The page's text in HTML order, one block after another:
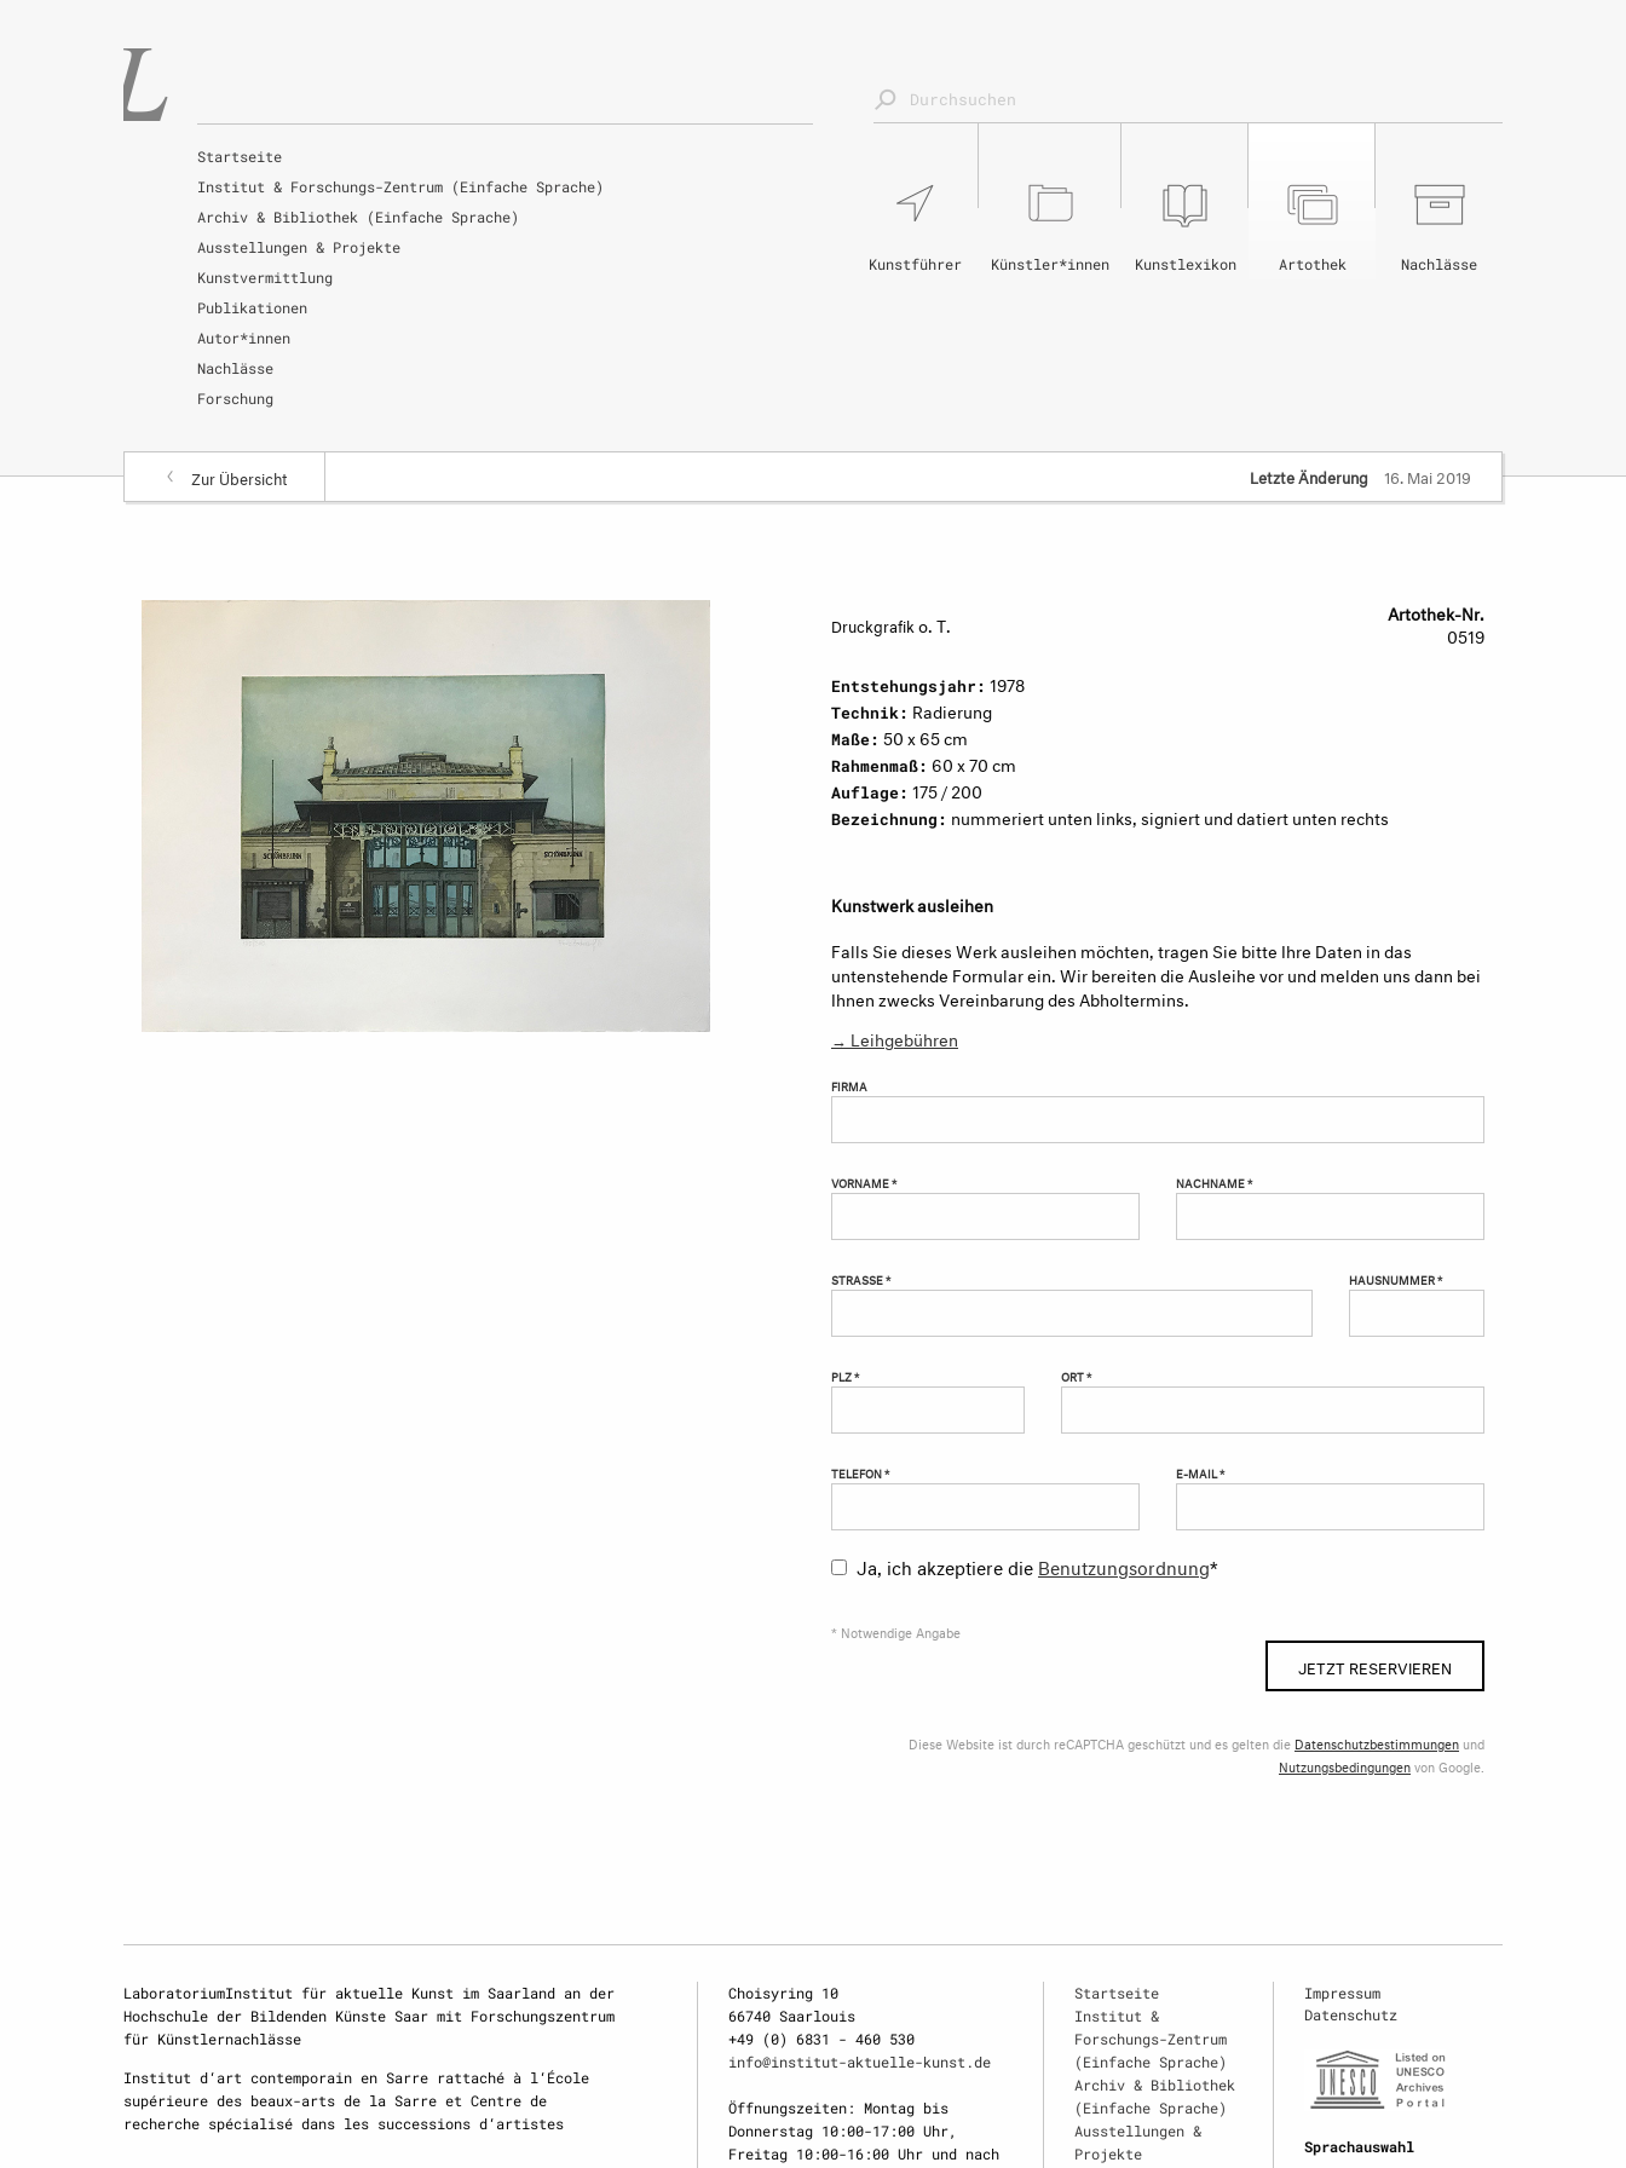
Startseite
Institut & Forschungs-Zentrum (Einfache Sprache)
Archiv & Bibliothek (Einfache Sprache)
Ausstellungen & Projekte
Kunstvermittlung
Publikationen
Autor*innen
Nachlässe
Forschung
Nachlässe
Artothek
Kunstlexikon
Künstler*innen
Kunstführer
Zur Übersicht Letzte Änderung 16. Mai 2019
Druckgrafik o. T.
Artothek-Nr.
0519
Entstehungsjahr: 1978
Technik: Radierung
Maße: 50 x 65 cm
Rahmenmaß: 60 x 70 cm
Auflage: 175 / 200
Bezeichnung: nummeriert unten links, signiert und datiert unten rechts
Kunstwerk ausleihen
Falls Sie dieses Werk ausleihen möchten, tragen Sie bitte Ihre Daten in das
untenstehende Formular ein. Wir bereiten die Ausleihe vor und melden uns dann bei
Ihnen zwecks Vereinbarung des Abholtermins.
→ Leihgebühren
FIRMA
VORNAME * NACHNAME *
STRASSE * HAUSNUMMER *
PLZ * ORT *
TELEFON * E-MAIL *
Ja, ich akzeptiere die Benutzungsordnung*
* Notwendige Angabe
JETZT RESERVIEREN
Diese Website ist durch reCAPTCHA geschützt und es gelten die Datenschutzbestimmungen und
Nutzungsbedingungenvon Google.
LaboratoriumInstitut für aktuelle Kunst im Saarland an der
Hochschule der Bildenden Künste Saar mit Forschungszentrum
für Künstlernachlässe
Institut d‘art contemporain en Sarre rattaché à l‘École
supérieure des beaux-arts de la Sarre et Centre de
recherche spécialisé dans les successions d‘artistes
Choisyring 10
66740 Saarlouis
+49 (0) 6831 - 460 530
info@institut-aktuelle-kunst.de
Öffnungszeiten: Montag bis
Donnerstag 10:00-17:00 Uhr,
Freitag 10:00-16:00 Uhr und nach
Startseite
Institut &
Forschungs-Zentrum
(Einfache Sprache)
Archiv & Bibliothek
(Einfache Sprache)
Ausstellungen &
Projekte
Impressum
Datenschutz
Sprachauswahl